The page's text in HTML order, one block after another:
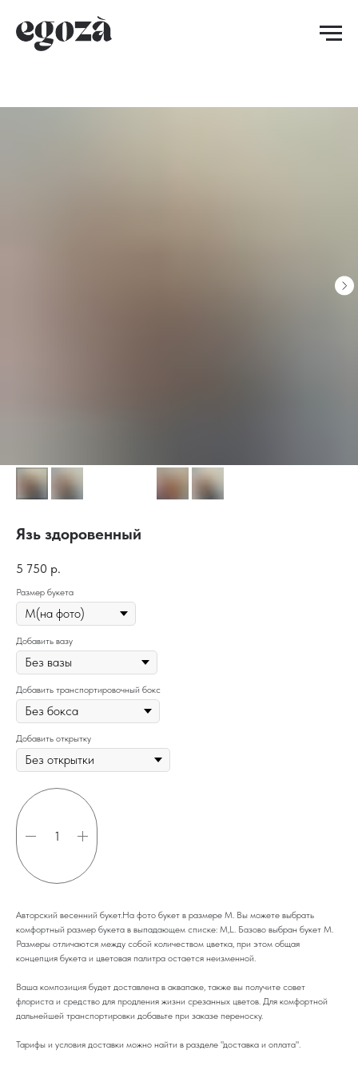
Язь здоровенный
5 750 р.
Размер букета
Добавить вазу
Добавить транспортировочный бокс
Добавить открытку
Авторский весенний букет.На фото букет в размере M. Вы можете выбрать
комфортный размер букета в выпадающем списке: M,L. Базово выбран букет M.
Размеры отличаются между собой количеством цветка, при этом общая
концепция букета и цветовая палитра остается неизменной.
Ваша композиция будет доставлена в аквапаке, также вы получите совет
флориста и средство для продления жизни срезанных цветов. Для комфортной
дальнейшей транспортировки добавьте при заказе переноску.
Тарифы и условия доставки можно найти в разделе "доставка и оплата".